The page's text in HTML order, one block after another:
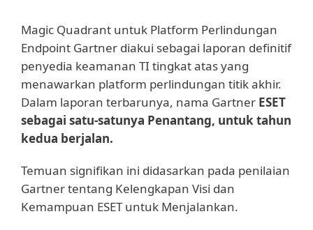
Magic Quadrant untuk Platform Perlindungan
Endpoint Gartner diakui sebagai laporan definitif
penyedia keamanan TI tingkat atas yang
menawarkan platform perlindungan titik akhir.
Dalam laporan terbarunya, nama Gartner ESET
sebagai satu-satunya Penantang, untuk tahun
kedua berjalan.
Temuan signifikan ini didasarkan pada penilaian
Gartner tentang Kelengkapan Visi dan
Kemampuan ESET untuk Menjalankan.